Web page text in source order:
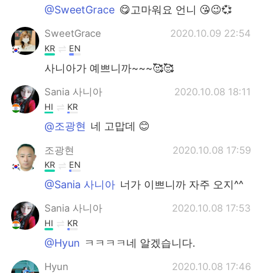
Português
@SweetGrace 😋고마워요 언니 😘😉💞
SweetGrace 2020.10.09 22:54
KR EN
사니아가 예쁘니까~~~🥰🥰
Sania 사니아 2020.10.08 18:11
HI KR
@조광현 네 고맙데 😊
조광현 2020.10.08 17:59
KR EN
@Sania 사니아 너가 이쁘니까 자주 오지^^
Sania 사니아 2020.10.08 17:53
HI KR
@Hyun ㅋㅋㅋㅋ네 알겠습니다.
Hyun 2020.10.08 17:46